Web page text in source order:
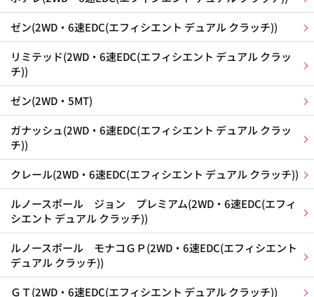
ゼン(2WD・6速EDC(エフィシエント デュアル クラッチ))
リミテッド(2WD・6速EDC(エフィシエント デュアル クラッ
チ))
ゼン(2WD・5MT)
ガナッシュ(2WD・6速EDC(エフィシエント デュアル クラッ
チ))
クレール(2WD・6速EDC(エフィシエント デュアル クラッチ))
ルノースポール ジョン プレミアム(2WD・6速EDC(エフィ
シエント デュアル クラッチ))
ルノースポール モナコＧＰ(2WD・6速EDC(エフィシエント
デュアル クラッチ))
ＧＴ(2WD・6速EDC(エフィシエント デュアル クラッチ))